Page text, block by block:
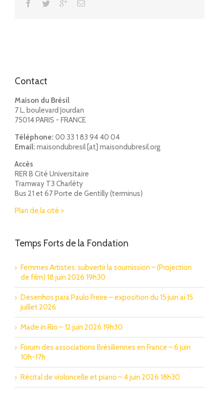
Contact
Maison du Brésil
7 L, boulevard Jourdan
75014 PARIS - FRANCE
Téléphone: 00 33 1 83 94 40 04
Email: maisondubresil [at] maisondubresil.org
Accès
RER B Cité Universitaire
Tramway T3 Charléty
Bus 21 et 67 Porte de Gentilly (terminus)
Plan de la cité >
Temps Forts de la Fondation
Femmes Artistes: subvertir la soumission – (Projection
de film) 18 juin 2026 19h30
Desenhos para Paulo Freire – exposition du 15 juin ai 15
juillet 2026
Made in Rio – 12 juin 2026 19h30
Forum des associations Brésiliennes en France – 6 juin
10h-17h
Récital de violoncelle et piano – 4 juin 2026 18h30